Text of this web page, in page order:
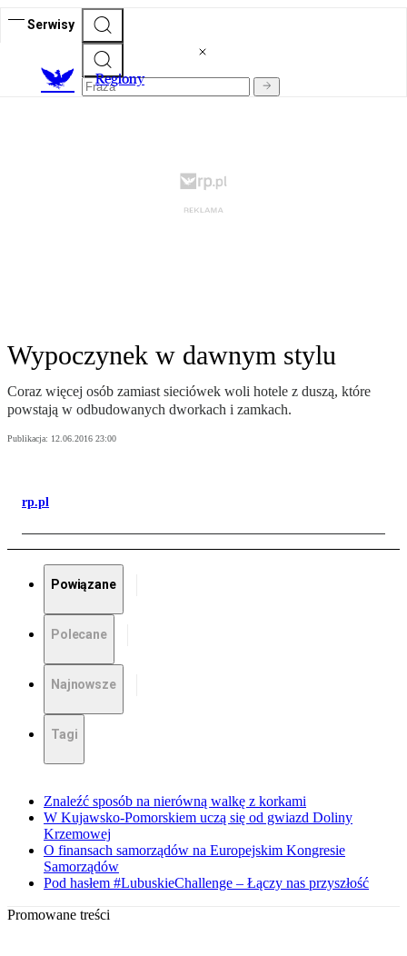
Serwisy
Regiony
Wypoczynek w dawnym stylu
Coraz więcej osób zamiast sieciówek woli hotele z duszą, które
powstają w odbudowanych dworkach i zamkach.
Publikacja: 12.06.2016 23:00
rp.pl
Powiązane
Polecane
Najnowsze
Tagi
Znaleźć sposób na nierówną walkę z korkami
W Kujawsko-Pomorskiem uczą się od gwiazd Doliny
Krzemowej
O finansach samorządów na Europejskim Kongresie
Samorządów
Pod hasłem #LubuskieChallenge – Łączy nas przyszłość
Promowane treści